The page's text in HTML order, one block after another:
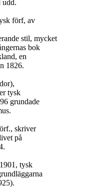
udd.
förf, av
stil, mycket
bok
en
1826.
tysk
grundade
skriver
på
tysk